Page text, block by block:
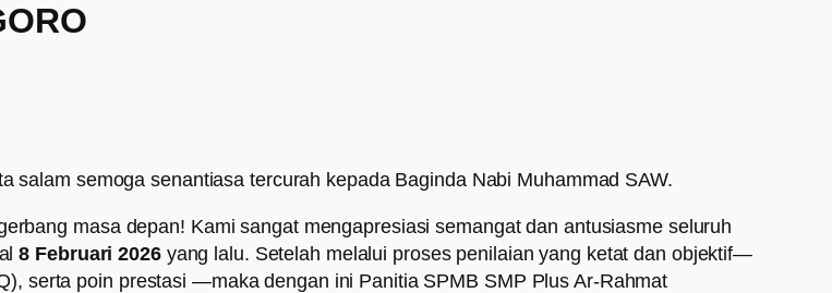
salam semoga senantiasa tercurah kepada Baginda Nabi Muhammad SAW.
masa depan! Kami sangat mengapresiasi semangat dan antusiasme seluruh
8 Februari 2026 yang lalu. Setelah melalui proses penilaian yang ketat dan objektif—
serta poin prestasi —maka dengan ini Panitia SPMB SMP Plus Ar-Rahmat